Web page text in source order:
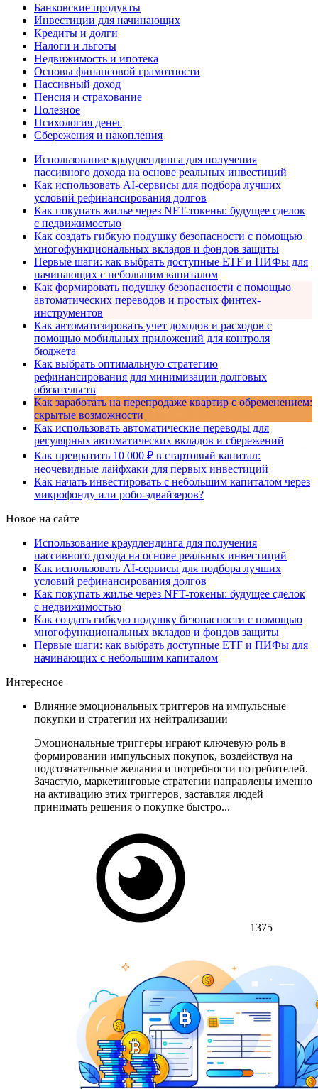
Банковские продукты
Инвестиции для начинающих
Кредиты и долги
Налоги и льготы
Недвижимость и ипотека
Основы финансовой грамотности
Пассивный доход
Пенсия и страхование
Полезное
Психология денег
Сбережения и накопления
Использование краудлендинга для получения
пассивного дохода на основе реальных инвестиций
Как использовать AI-сервисы для подбора лучших
условий рефинансирования долгов
Как покупать жилье через NFT-токены: будущее сделок
с недвижимостью
Как создать гибкую подушку безопасности с помощью
многофункциональных вкладов и фондов защиты
Первые шаги: как выбрать доступные ETF и ПИФы для
начинающих с небольшим капиталом
Как формировать подушку безопасности с помощью
автоматических переводов и простых финтех-
инструментов
Как автоматизировать учет доходов и расходов с
помощью мобильных приложений для контроля
бюджета
Как выбрать оптимальную стратегию
рефинансирования для минимизации долговых
обязательств
Как заработать на перепродаже квартир с обременением:
скрытые возможности
Как использовать автоматические переводы для
регулярных автоматических вкладов и сбережений
Как превратить 10 000 ₽ в стартовый капитал:
неочевидные лайфхаки для первых инвестиций
Как начать инвестировать с небольшим капиталом через
микрофонду или робо-эдвайзеров?
Новое на сайте
Использование краудлендинга для получения
пассивного дохода на основе реальных инвестиций
Как использовать AI-сервисы для подбора лучших
условий рефинансирования долгов
Как покупать жилье через NFT-токены: будущее сделок
с недвижимостью
Как создать гибкую подушку безопасности с помощью
многофункциональных вкладов и фондов защиты
Первые шаги: как выбрать доступные ETF и ПИФы для
начинающих с небольшим капиталом
Интересное
Влияние эмоциональных триггеров на импульсные
покупки и стратегии их нейтрализации
Эмоциональные триггеры играют ключевую роль в
формировании импульсных покупок, воздействуя на
подсознательные желания и потребности потребителей.
Зачастую, маркетинговые стратегии направлены именно
на активацию этих триггеров, заставляя людей
принимать решения о покупке быстро...
1375